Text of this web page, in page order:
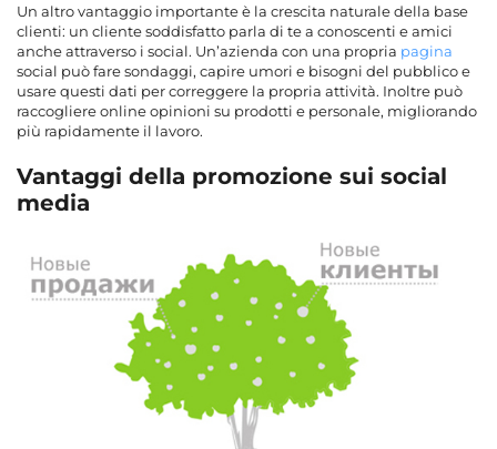
Un altro vantaggio importante è la crescita naturale della base
clienti: un cliente soddisfatto parla di te a conoscenti e amici
anche attraverso i social. Un’azienda con una propria pagina
social può fare sondaggi, capire umori e bisogni del pubblico e
usare questi dati per correggere la propria attività. Inoltre può
raccogliere online opinioni su prodotti e personale, migliorando
più rapidamente il lavoro.
Vantaggi della promozione sui social
media